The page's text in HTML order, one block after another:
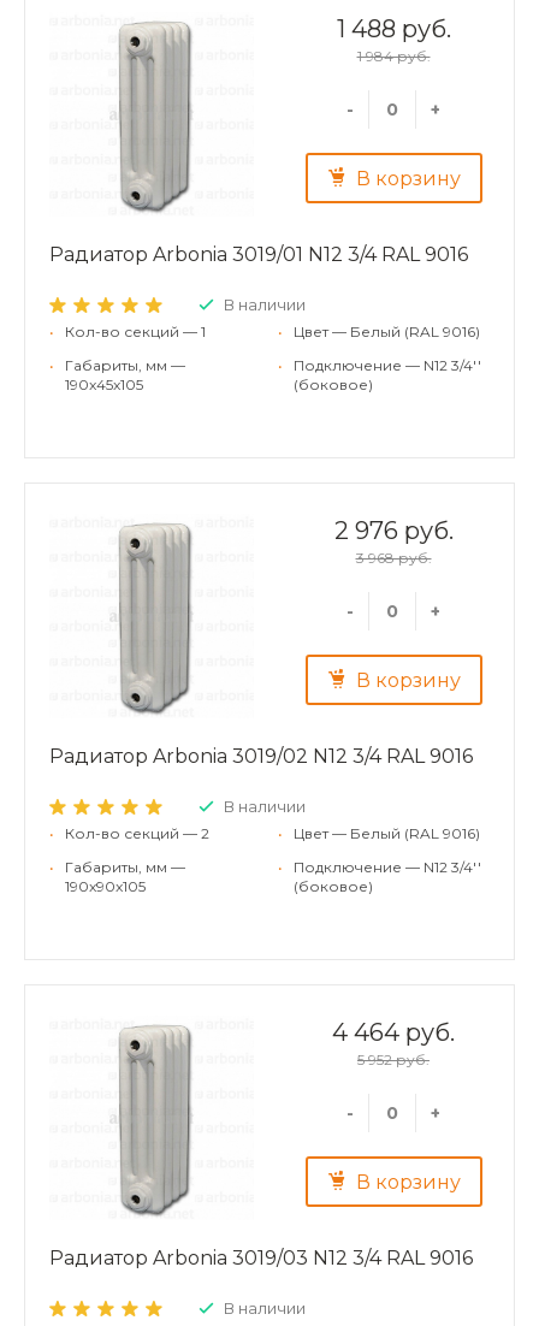
1 488 руб.
1 984 руб.
- +
В корзину
Радиатор Arbonia 3019/01 N12 3/4 RAL 9016
В наличии
•
Кол-во секций — 1
•
Габариты, мм —
190x45x105
•
Цвет — Белый (RAL 9016)
•
Подключение — N12 3/4''
(боковое)
2 976 руб.
3 968 руб.
- +
В корзину
Радиатор Arbonia 3019/02 N12 3/4 RAL 9016
В наличии
•
Кол-во секций — 2
•
Габариты, мм —
190x90x105
•
Цвет — Белый (RAL 9016)
•
Подключение — N12 3/4''
(боковое)
4 464 руб.
5 952 руб.
- +
В корзину
Радиатор Arbonia 3019/03 N12 3/4 RAL 9016
В наличии